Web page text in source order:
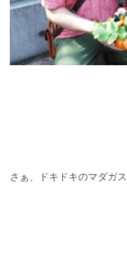
さぁ、ドキドキのマダガ